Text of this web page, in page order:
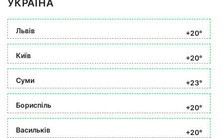
УКРАЇНА
Львів +20°
Київ +20°
Суми +23°
Бориспіль +20°
Васильків +20°